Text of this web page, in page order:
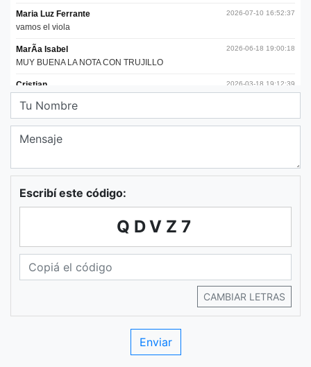
Escribí este código:
QDVZ7
CAMBIAR LETRAS